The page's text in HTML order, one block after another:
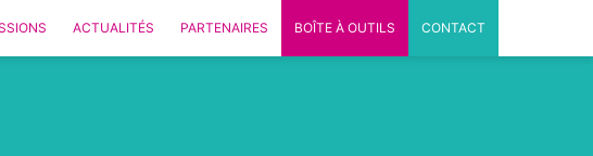
ACTUALITÉS PARTENAIRES BOÎTE À OUTILS CONTACT